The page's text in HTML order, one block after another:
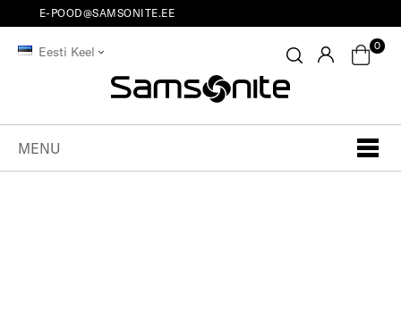
E-POOD@SAMSONITE.EE
Eesti Keel 0
MENU